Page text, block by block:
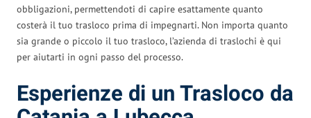
obbligazioni, permettendoti di capire esattamente quanto
costerà il tuo trasloco prima di impegnarti. Non importa quanto
sia grande o piccolo il tuo trasloco, l’azienda di traslochi è qui
per aiutarti in ogni passo del processo.
Esperienze di un Trasloco da